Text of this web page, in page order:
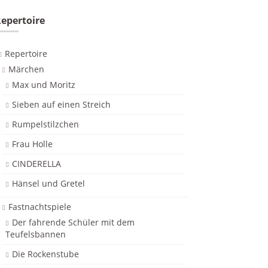
Repertoire
Märchen
Max und Moritz
Sieben auf einen Streich
Rumpelstilzchen
Frau Holle
CINDERELLA
Hänsel und Gretel
Fastnachtspiele
Der fahrende Schüler mit dem
Teufelsbannen
Die Rockenstube